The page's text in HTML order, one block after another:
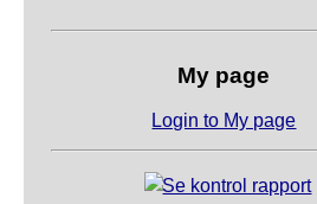
My page
Login to My page